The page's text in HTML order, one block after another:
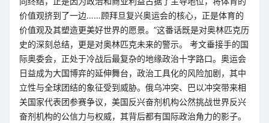
价值观挤到了一边……顾拜旦复兴奥运会的核心，正是体育的
价值观及其塑造更美好世界的愿景。”这番话既是对奥林匹克历
史的深刻总结，更是对奥林匹克未来的警示。 考文垂接手的国
际奥委会，正处于冷战后最复杂的地缘政治十字路口。奥运会
日益成为大国博弈的延伸舞台，政治工具化的风险加剧，其中
立性与全球团结的象征受到威胁。俄乌冲突、巴以冲突带来相
关国家代表团参赛争议，美国反兴奋剂机构公然挑战世界反兴
奋剂机构的公信力与权威，其背后都有国际政治角力的影子。